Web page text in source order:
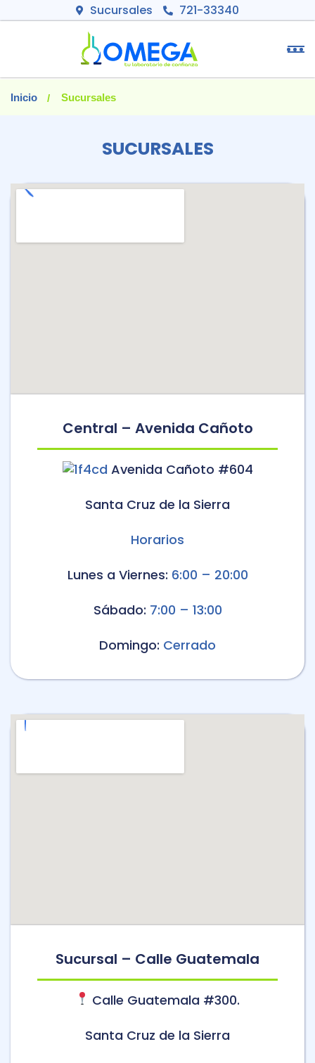
Sucursales 721-33340
Inicio Sucursales
SUCURSALES
Central – Avenida Cañoto
Avenida Cañoto #604
Santa Cruz de la Sierra
Horarios
Lunes a Viernes: 6:00 – 20:00
Sábado: 7:00 – 13:00
Domingo: Cerrado
Sucursal – Calle Guatemala
Calle Guatemala #300.
Santa Cruz de la Sierra